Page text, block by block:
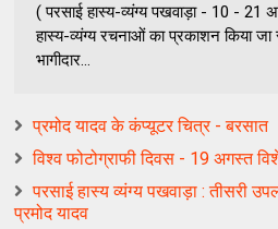
( परसाई हास्य-व्यंग्य पखवाड़ा - 10 - 21
हास्य-व्यंग्य रचनाओं का प्रकाशन किया
भागीदार...
प्रमोद यादव के कंप्यूटर चित्र - बरसात
विश्व फोटोग्राफी दिवस - 19 अगस्त
परसाई हास्य व्यंग्य पखवाड़ा : तीसरी
प्रमोद यादव